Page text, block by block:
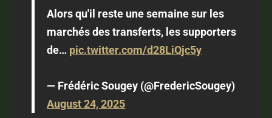
Alors qu'il reste une semaine sur les
marchés des transferts, les supporters
de… pic.twitter.com/d28LiQjc5y
— Frédéric Sougey (@FredericSougey)
August 24, 2025